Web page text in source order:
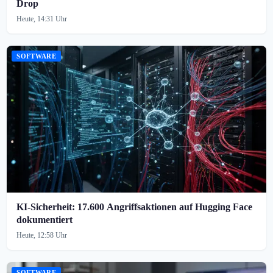
Drop
Heute, 14:31 Uhr
SOFTWARE
KI-Sicherheit: 17.600 Angriffsaktionen auf Hugging Face
dokumentiert
Heute, 12:58 Uhr